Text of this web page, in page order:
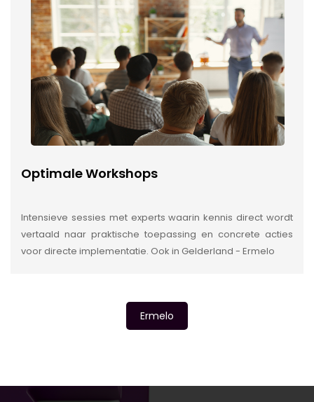
Optimale Workshops
Intensieve sessies met experts waarin kennis direct wordt
vertaald naar praktische toepassing en concrete acties
voor directe implementatie. Ook in Gelderland - Ermelo
Ermelo